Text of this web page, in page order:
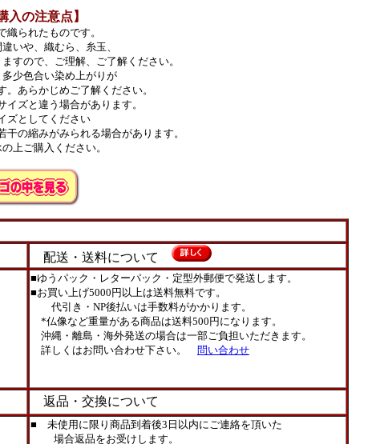
入の注意点】
織られたものです。
いや、織むら、糸玉、
すので、ご理解、ご了解ください。
少色合い染め上がりが
。あらかじめご了解ください。
イズと違う場合があります。
ズとしてください
の縮みがみられる場合があります。
上ご購入ください。
配送・送料について
■ゆうパック・レターパック・定型外郵便で発送します。
■お買い上げ5000円以上は送料無料です。
代引き・NP後払いは手数料がかかります。
*仏像など重量がある商品は送料500円になります。
沖縄・離島・海外発送の場合は一部ご負担いただきます。
詳しくはお問い合わせ下さい。 問い合わせ
返品・交換について
■ 未使用に限り商品到着後3日以内にご連絡を頂いた
場合返品をお受けします。